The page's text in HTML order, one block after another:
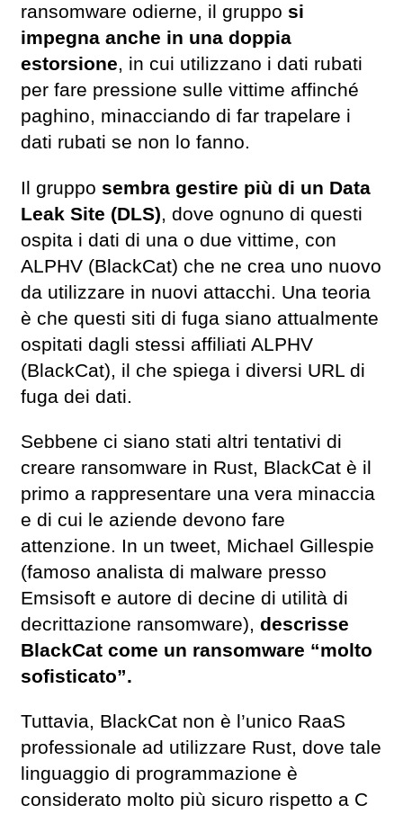
ransomware odierne, il gruppo si
impegna anche in una doppia
estorsione, in cui utilizzano i dati rubati
per fare pressione sulle vittime affinché
paghino, minacciando di far trapelare i
dati rubati se non lo fanno.
Il gruppo sembra gestire più di un Data
Leak Site (DLS), dove ognuno di questi
ospita i dati di una o due vittime, con
ALPHV (BlackCat) che ne crea uno nuovo
da utilizzare in nuovi attacchi. Una teoria
è che questi siti di fuga siano attualmente
ospitati dagli stessi affiliati ALPHV
(BlackCat), il che spiega i diversi URL di
fuga dei dati.
Sebbene ci siano stati altri tentativi di
creare ransomware in Rust, BlackCat è il
primo a rappresentare una vera minaccia
e di cui le aziende devono fare
attenzione. In un tweet, Michael Gillespie
(famoso analista di malware presso
Emsisoft e autore di decine di utilità di
decrittazione ransomware), descrisse
BlackCat come un ransomware “molto
sofisticato”.
Tuttavia, BlackCat non è l’unico RaaS
professionale ad utilizzare Rust, dove tale
linguaggio di programmazione è
considerato molto più sicuro rispetto a C